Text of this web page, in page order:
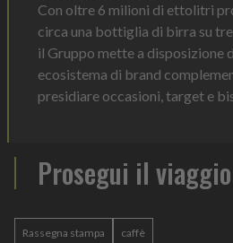
Con oltre 6 milioni di ettolitri
circa una bottiglia di birra su
il Gruppo mette a disposizione
ecosistema di brand
presidiare occasioni, target e
Prosegui il viaggio
Rassegna stampa caffè